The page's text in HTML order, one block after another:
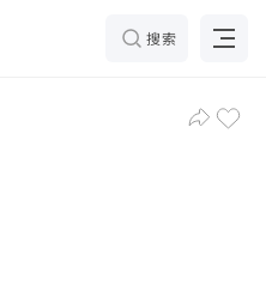
搜索
圍 補習推介